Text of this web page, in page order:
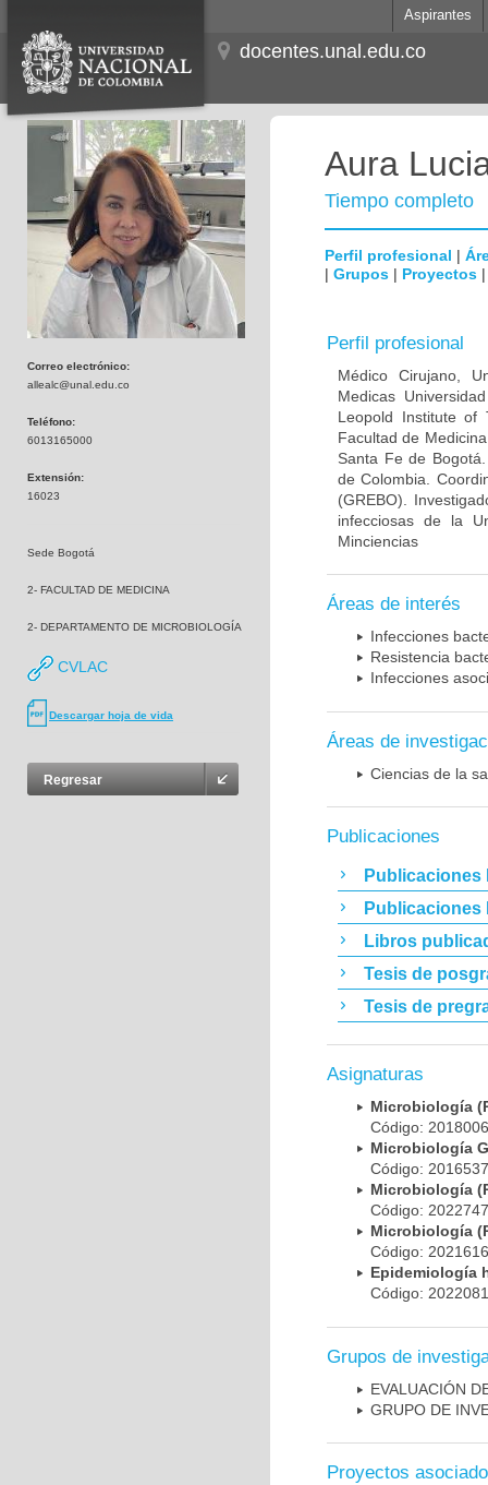
Aspirantes
docentes.unal.edu.co
Correo electrónico:
allealc@unal.edu.co
Teléfono:
6013165000
Extensión:
16023
Sede Bogotá
2- FACULTAD DE MEDICINA
2- DEPARTAMENTO DE MICROBIOLOGÍA
CVLAC
Descargar hoja de vida
Regresar
Aura
Tiempo completo
Perfil profesional |
| Grupos | Proyectos
Perfil profesional
Médico Cirujano,
Medicas
Leopold Institute of
Facultad de
Santa Fe de
de Colombia.
(GREBO).
infecciosas de la
Minciencias
Áreas de interés
Infecciones
Resistencia
Infecciones
Áreas de
Ciencias de la
Publicaciones
Publicaciones
Publicaciones
Libros
Tesis de
Tesis de
Asignaturas
Microbiología
Código:
Microbiología
Código:
Microbiología
Código:
Microbiología
Código:
Epidemiología
Código:
Grupos de
EVALUACIÓN
GRUPO DE
Proyectos